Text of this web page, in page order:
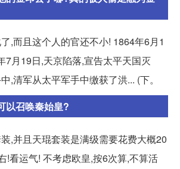
,而且这个人的官还不小! 1864年6月1
7月19日,天京陷落,宣告太平天国灭
,清军从太平军手中缴获了洪... (下。
以召唤秦始皇?
,并且天琨套装是满级需要花费大概20
!看运气! 不考虑欧皇,按6次算,不算活